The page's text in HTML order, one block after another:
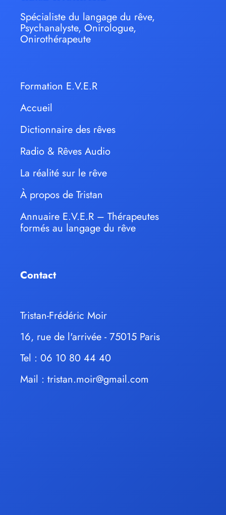
Spécialiste du langage du rêve,
Psychanalyste, Onirologue,
Onirothérapeute
Formation E.V.E.R
Accueil
Dictionnaire des rêves
Radio & Rêves Audio
La réalité sur le rêve
À propos de Tristan
Annuaire E.V.E.R – Thérapeutes
formés au langage du rêve
Contact
Tristan-Frédéric Moir
16, rue de l'arrivée - 75015 Paris
Tel : 06 10 80 44 40
Mail : tristan.moir@gmail.com